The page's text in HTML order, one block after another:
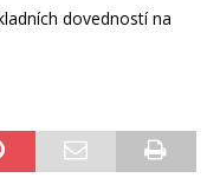
dovedností na